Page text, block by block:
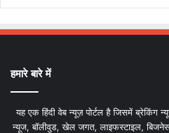
हमारे बारे में
यह एक हिंदी वेब न्यूज़ पोर्टल है जिसमें ब्रेकिंग
न्यूज, बॉलीवुड, खेल जगत, लाइफस्टाइल,